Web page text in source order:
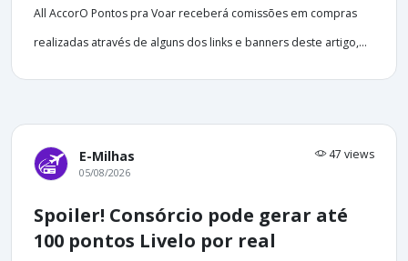
All AccorO Pontos pra Voar receberá comissões em compras
realizadas através de alguns dos links e banners deste artigo,...
E-Milhas 47 views
05/08/2026
Spoiler! Consórcio pode gerar até
100 pontos Livelo por real